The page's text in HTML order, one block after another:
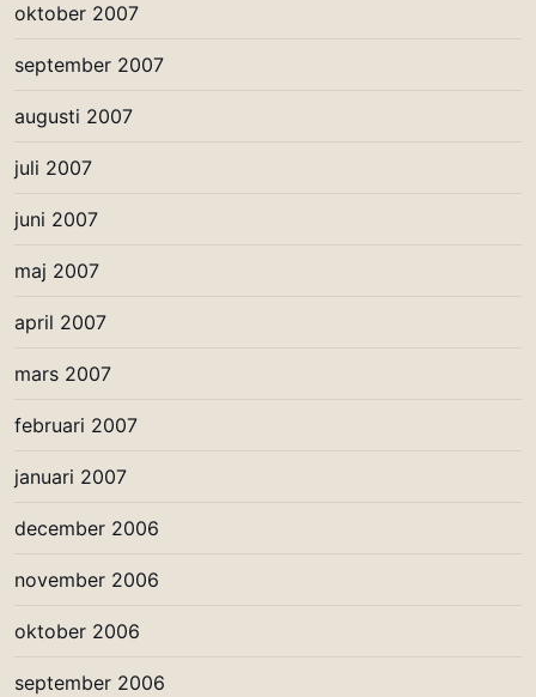
oktober 2007
september 2007
augusti 2007
juli 2007
juni 2007
maj 2007
april 2007
mars 2007
februari 2007
januari 2007
december 2006
november 2006
oktober 2006
september 2006